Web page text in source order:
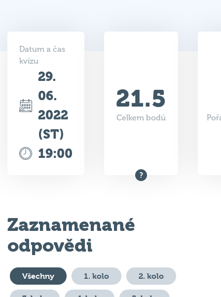
Datum a čas
kvízu
29.
06.
2022
(ST)
19:00
21.5
Celkem bodů
Zaznamenané
odpovědi
Všechny 1. kolo 2. kolo